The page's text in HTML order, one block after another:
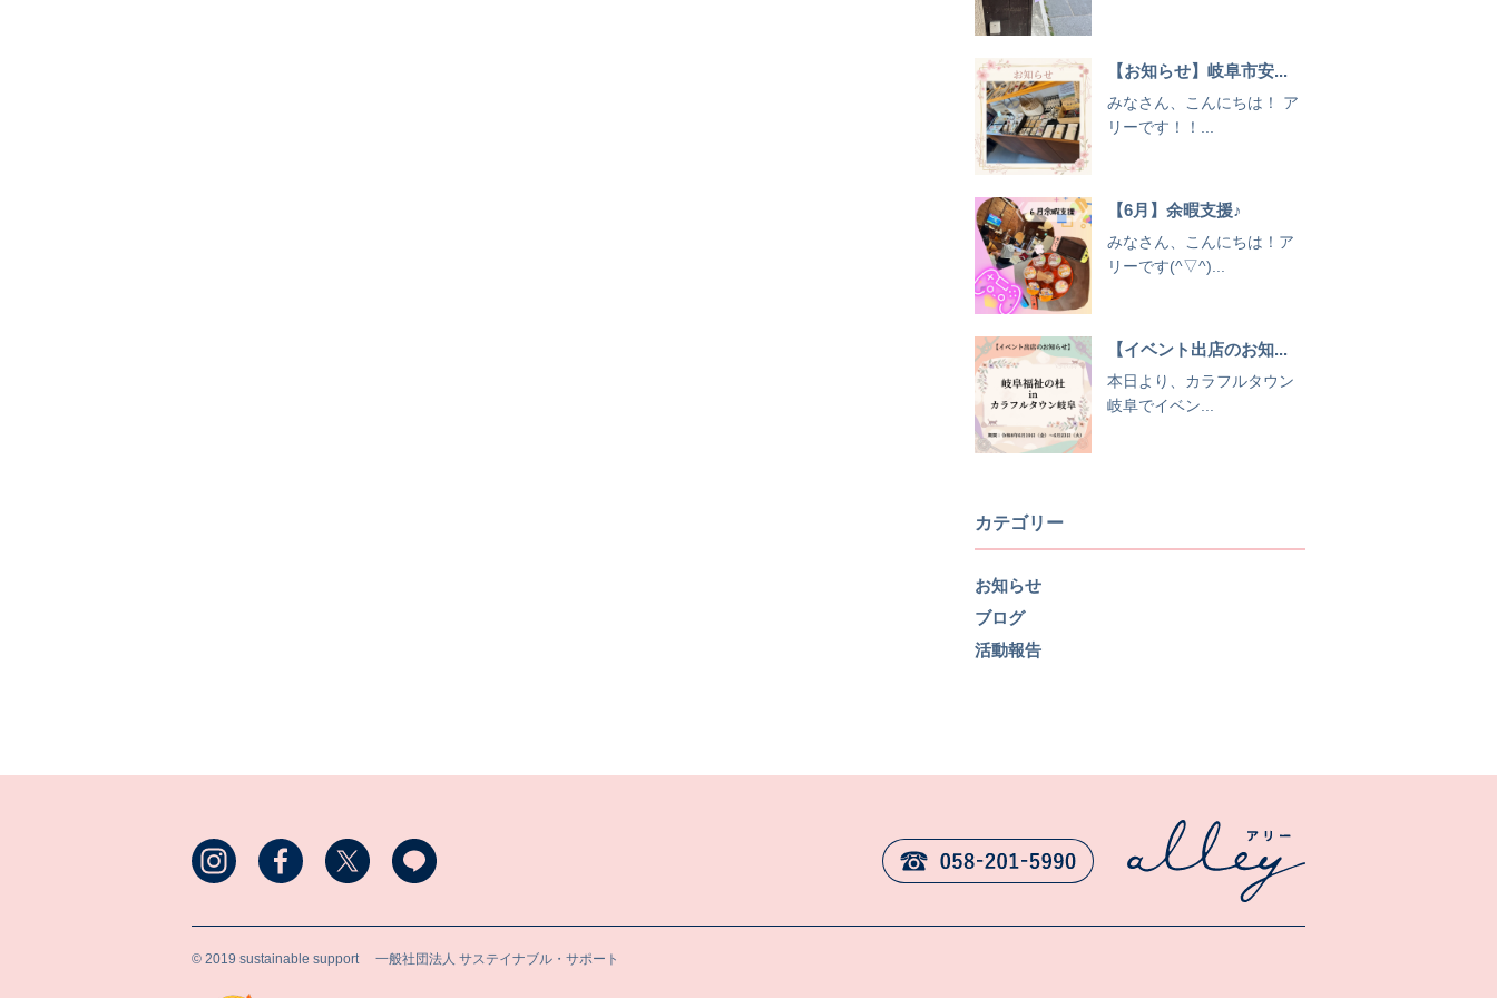
【お知らせ】岐阜市安...
みなさん、こんにちは！ ア
リーです！！...
【6月】余暇支援♪
みなさん、こんにちは！ア
リーです(^▽^)...
【イベント出店のお知...
本日より、カラフルタウン
岐阜でイベン...
カテゴリー
お知らせ
ブログ
活動報告
© 2019 sustainable support 一般社団法人 サステイナブル・サポート